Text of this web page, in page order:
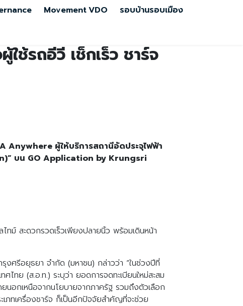
MovementVDO รอบบ้านรอบเมือง
ช้รถอีวี เช็กเร็ว ชาร์จ
Anywhere ผู้ให้บริการสถานีอัดประจุไฟฟ้า
บน GO Application by Krungsri
ทม์ สะดวกรวดเร็วเพียงปลายนิ้ว พร้อมเดินหน้า
งศรีอยุธยา จำกัด (มหาชน) กล่าวว่า “ในช่วงปีที่
ไทย (ส.อ.ท.) ระบุว่า ยอดการจดทะเบียนใหม่สะสม
อกเหนือจากนโยบายจากภาครัฐ รวมถึงตัวเลือก
เภทเครื่องชาร์จ ก็เป็นอีกปัจจัยสำคัญที่จะช่วย